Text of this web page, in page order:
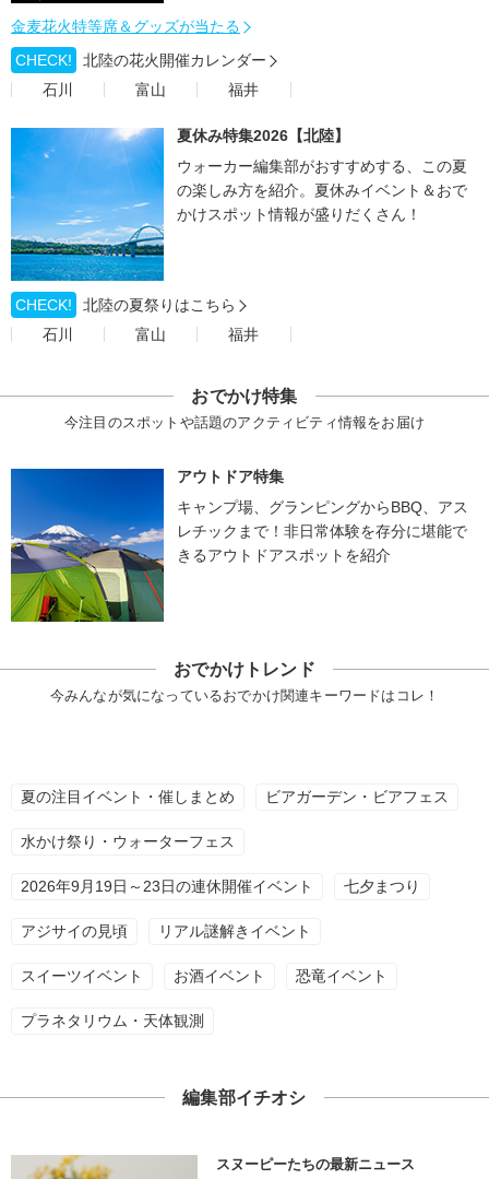
金麦花火特等席＆グッズが当たる
CHECK!
北陸の花火開催カレンダー
石川
富山 福井
夏休み特集2026【北陸】
ウォーカー編集部がおすすめする、この夏
の楽しみ方を紹介。夏休みイベント＆おで
かけスポット情報が盛りだくさん！
CHECK!
北陸の夏祭りはこちら
石川
富山 福井
おでかけ特集
今注目のスポットや話題のアクティビティ情報をお届け
アウトドア特集
キャンプ場、グランピングからBBQ、アス
レチックまで！非日常体験を存分に堪能で
きるアウトドアスポットを紹介
おでかけトレンド
今みんなが気になっているおでかけ関連キーワードはコレ！
夏の注目イベント・催しまとめ ビアガーデン・ビアフェス
水かけ祭り・ウォーターフェス
2026年9月19日～23日の連休開催イベント 七夕まつり
アジサイの見頃 リアル謎解きイベント
スイーツイベント お酒イベント 恐竜イベント
プラネタリウム・天体観測
編集部イチオシ
スヌーピーたちの最新ニュース